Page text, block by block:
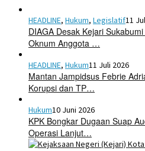
HEADLINE, Hukum, Legislatif11
DIAGA Desak Kejari
Oknum Anggota …
HEADLINE, Hukum11 Juli 2026
Mantan Jampidsus Febrie
Korupsi dan TP…
Hukum10 Juni 2026
KPK Bongkar Dugaan Suap
Operasi Lanjut…